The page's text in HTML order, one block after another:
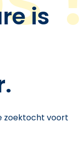
is
zoektocht voort